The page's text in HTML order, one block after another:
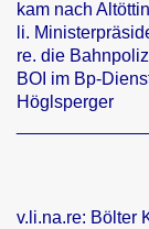
kam nach
li.
re. die
BOI im Bp-
Höglsperger
v.li.na.re: Bölter